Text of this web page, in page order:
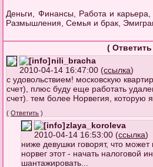
Деньги, Финансы, Работа и карьера,
Размышления, Семья и брак,
( Ответить
nili_bracha
2010-04-14 16:47:00 (ссылка)
с удовольствием! московскую
счет), плюс буду еще работать
счет). тем более Норвегия, которую
(Ответить )
zlaya_koroleva
2010-04-14 16:53:00 (ссылка)
ниже девушки говорят, что
норвег этот - начать налоговой
шантажировать...